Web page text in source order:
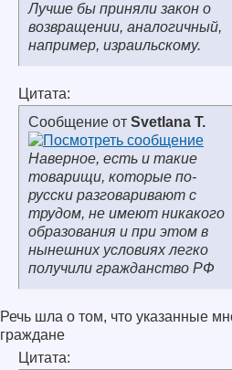
Лучше бы приняли закон о
возвращении, аналогичный,
например, израильскому.
Цитата:
Сообщение от Svetlana T.
Наверное, есть и такие
товарищи, которые по-
русски разговаривают с
трудом, не имеют никакого
образования и при этом в
нынешних условиях легко
получили гражданство РФ
Речь шла о том, что указанные
граждане
Цитата: